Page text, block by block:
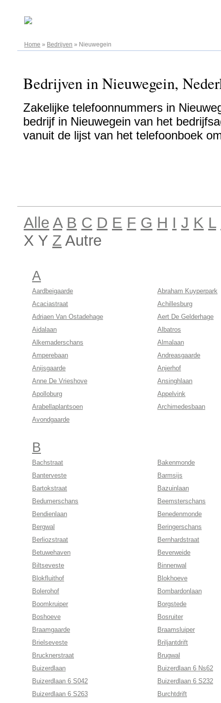
Home » Bedrijven » Nieuwegein
Bedrijven in Nieuwegein,
Zakelijke telefoonnummers in
bedrijf in Nieuwegein van het
vanuit de lijst van het telefoonboek
Alle A B C D E F G H I J K L
X Y Z Autre
A
Aardbeigaarde
Abraham Kuyperpark
Acaciastraat
Achillesburg
Adriaen Van Ostadehage
Aert De Gelderhage
Aidalaan
Albatros
Alkemaderschans
Almalaan
Amperebaan
Andreasgaarde
Anijsgaarde
Anjerhof
Anne De Vrieshove
Ansinghlaan
Apolloburg
Appelvink
Arabellaplantsoen
Archimedesbaan
Avondgaarde
B
Bachstraat
Bakenmonde
Banterveste
Barmsijs
Bartokstraat
Bazuinlaan
Bedumerschans
Beemsterschans
Bendienlaan
Benedenmonde
Bergwal
Beringerschans
Berliozstraat
Bernhardstraat
Betuwehaven
Beverweide
Biltseveste
Binnenwal
Blokfluithof
Blokhoeve
Bolerohof
Bombardonlaan
Boomkruiper
Borgstede
Boshoeve
Bosruiter
Braamgaarde
Braamsluiper
Brielseveste
Briljantdrift
Brucknerstraat
Brugwal
Buizerdlaan
Buizerdlaan 6 Ns62
Buizerdlaan 6 S042
Buizerdlaan 6 S232
Buizerdlaan 6 S263
Burchtdrift